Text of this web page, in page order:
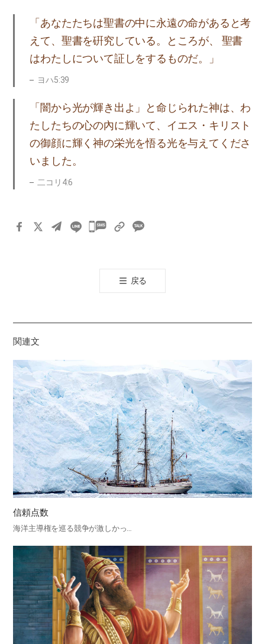
「あなたたちは聖書の中に永遠の命があると考
えて、聖書を硏究している。ところが、 聖書
はわたしについて証しをするものだ。」
ヨハ5:39
「闇から光が輝き出よ」と命じられた神は、わ
たしたちの心の內に輝いて、イエス・キリスト
の御顔に輝く神の栄光を悟る光を与えてくださ
いました。
二コリ4:6
카
톡
공
기
戻る
関連文
信頼点数
海洋主導権を巡る競争が激しかっ…